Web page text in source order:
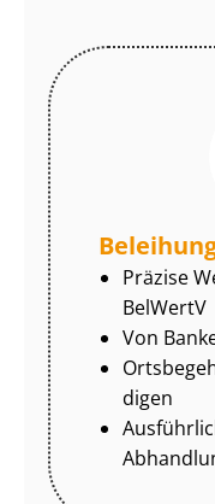
Präzise
BelWertV
Von
di­gen